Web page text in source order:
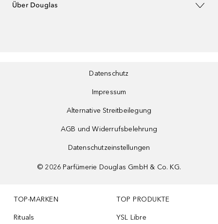
Über Douglas
Datenschutz
Impressum
Alternative Streitbeilegung
AGB und Widerrufsbelehrung
Datenschutzeinstellungen
© 2026 Parfümerie Douglas GmbH & Co. KG.
TOP-MARKEN
Rituals
TOP PRODUKTE
YSL Libre